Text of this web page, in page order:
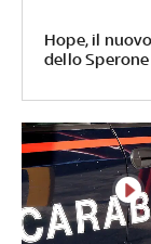
Hope, il
dello Sperone